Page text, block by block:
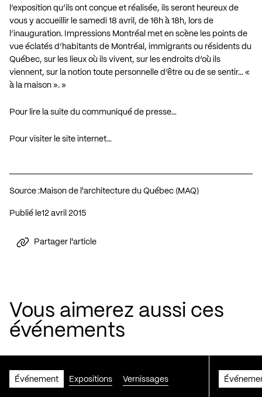
l’exposition qu’ils ont conçue et réalisée, ils seront heureux de
vous y accueillir le samedi 18 avril, de 16h à 18h, lors de
l’inauguration. Impressions Montréal met en scène les points de
vue éclatés d’habitants de Montréal, immigrants ou résidents du
Québec, sur les lieux où ils vivent, sur les endroits d’où ils
viennent, sur la notion toute personnelle d’être ou de se sentir… «
à la maison ». »
Pour lire la suite du communiqué de presse…
Pour visiter le site internet…
Source :Maison de l'architecture du Québec (MAQ)
Publié le 12 avril 2015
Partager l'article
Vous aimerez aussi ces
événements
Événement Expositions Vernissages